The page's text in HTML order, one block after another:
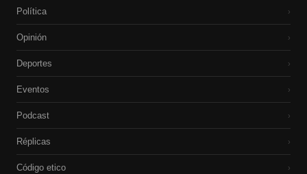
Política ›
Opinión ›
Deportes ›
Eventos ›
Podcast ›
Réplicas ›
Código etico ›